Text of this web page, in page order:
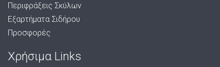
Περιφράξεις Σκύλων
Εξαρτήματα Σιδήρου
Προσφορές
Χρήσιμα Links